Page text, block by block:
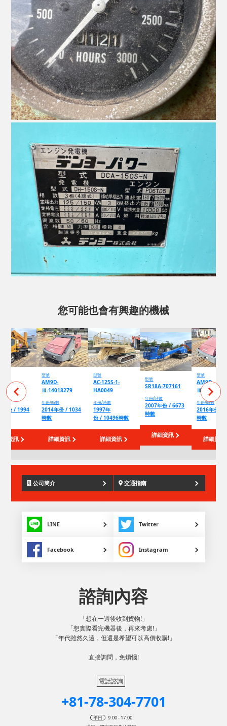
您可能也會有興趣的機械
2-
年份 / 1994
細資訊
型號
AM9D-
Ⅲ-14018279
年份/時數
2014年份 / 1034
時數
詳細資訊
型號
AC-125S-1-
HA0049
年份/時數
1997年
份 / 10496時數
詳細資訊
型號
SR18A-707161
年份/時數
2007年份 / 6673
時數
詳細資訊
型號
AM9D-
Ⅲ-
年份/時數
2016年份 /
時數
詳細資訊
公司簡介 交通指南
LINE Twitter
Facebook Instagram
諮詢內容
「想在一週後收到貨物!」
「想實際看完機器後，再來考慮!」
「年代雖然久遠，但還是希望可以高價收購!」
直接詢問，免煩惱!
電話諮詢
+81-78-304-7701
平日
9:00 - 17:00